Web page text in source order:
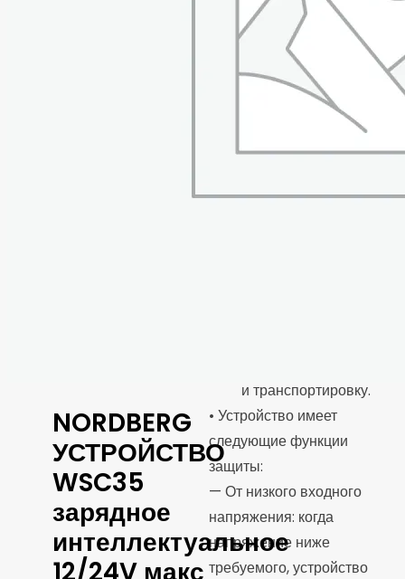
NORDBERG
УСТРОЙСТВО
WSC35
зарядное
интеллектуальное
12/24V макс
и 24 В.
• Встроенный
интеллектуальный
микропроцессор
и транспортировку.
• Устройство имеет
следующие функции
защиты:
— От низкого входного
напряжения: когда
напряжение ниже
требуемого, устройство